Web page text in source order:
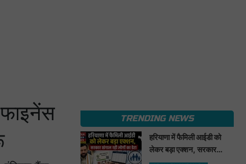
फाइनेंस
TRENDING NEWS
हरियाणा में फैमिली आईडी को
लेकर बड़ा एक्शन, सरकार
खंगाल रही लोगों का डेटा